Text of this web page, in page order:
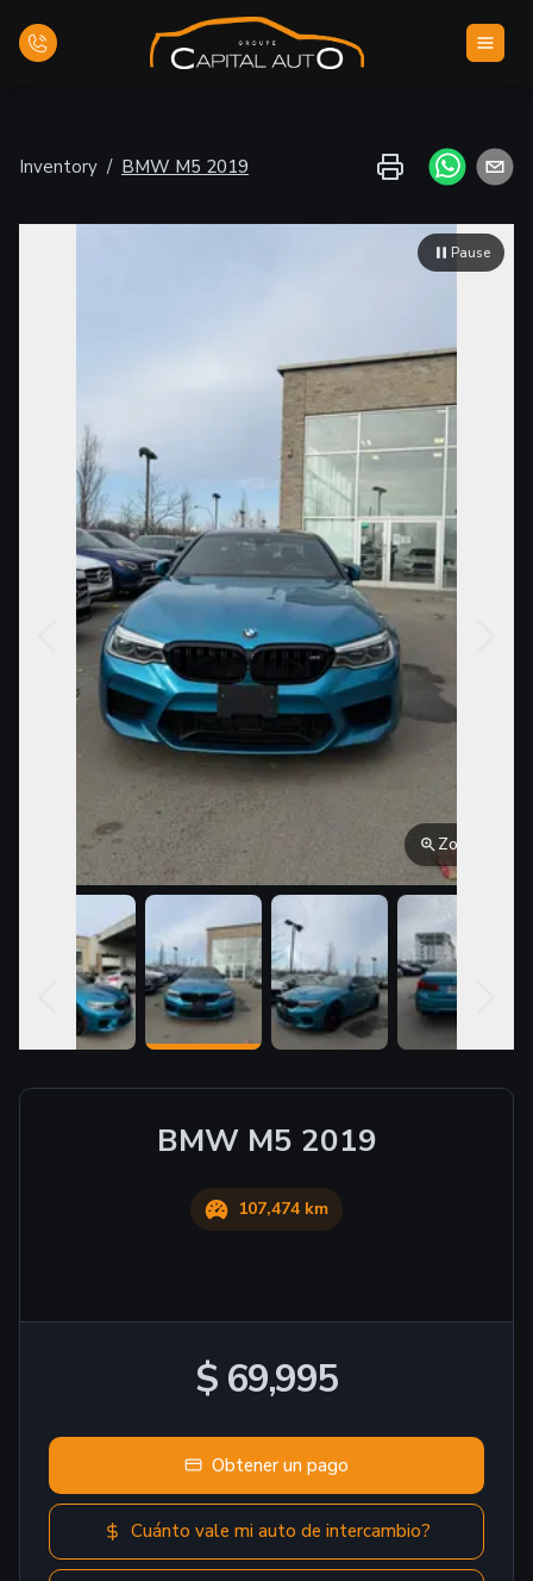
Contáctenos
Inventory / BMW M5 2019
Pause
Zoom
BMW M5 2019
107,474 km
$ 69,995
Obtener un pago
Cuánto vale mi auto de intercambio?